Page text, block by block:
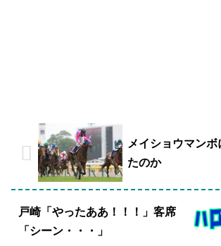
メイショウマン
たのか
戸崎「やったああ！！！」客席
「シーン・・・」